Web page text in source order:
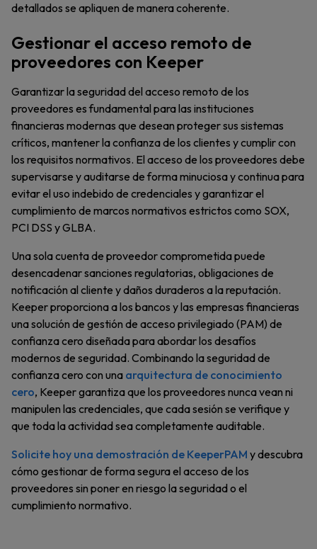
detallados se apliquen de manera coherente.
Gestionar el acceso remoto de
proveedores con Keeper
Garantizar la seguridad del acceso remoto de los
proveedores es fundamental para las instituciones
financieras modernas que desean proteger sus sistemas
críticos, mantener la confianza de los clientes y cumplir con
los requisitos normativos. El acceso de los proveedores debe
supervisarse y auditarse de forma minuciosa y continua para
evitar el uso indebido de credenciales y garantizar el
cumplimiento de marcos normativos estrictos como SOX,
PCI DSS y GLBA.
Una sola cuenta de proveedor comprometida puede
desencadenar sanciones regulatorias, obligaciones de
notificación al cliente y daños duraderos a la reputación.
Keeper proporciona a los bancos y las empresas financieras
una solución de gestión de acceso privilegiado (PAM) de
confianza cero diseñada para abordar los desafíos
modernos de seguridad. Combinando la seguridad de
confianza cero con una arquitectura de conocimiento
cero, Keeper garantiza que los proveedores nunca vean ni
manipulen las credenciales, que cada sesión se verifique y
que toda la actividad sea completamente auditable.
Solicite hoy una demostración de KeeperPAM y descubra
cómo gestionar de forma segura el acceso de los
proveedores sin poner en riesgo la seguridad o el
cumplimiento normativo.